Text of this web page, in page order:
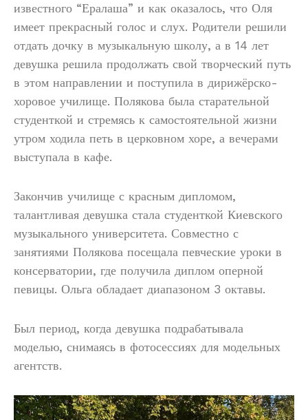
известного “Ералаша” и как оказалось, что Оля
имеет прекрасный голос и слух. Родители решили
отдать дочку в музыкальную школу, а в 14 лет
девушка решила продолжать свой творческий путь
в этом направлении и поступила в дирижёрско-
хоровое училище. Полякова была старательной
студенткой и стремясь к самостоятельной жизни
утром ходила петь в церковном хоре, а вечерами
выступала в кафе.
Закончив училище с красным дипломом,
талантливая девушка стала студенткой Киевского
музыкального университета. Совместно с
занятиями Полякова посещала певческие уроки в
консерватории, где получила диплом оперной
певицы. Ольга обладает диапазоном 3 октавы.
Был период, когда девушка подрабатывала
моделью, снимаясь в фотосессиях для модельных
агентств.